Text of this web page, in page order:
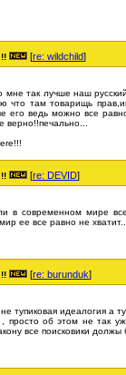
[re: wildchild]
мне так лучше наш
что там товарищь
его ведь можно все
верно!!печально...
[re: DEVID]
в современном мире
ее все равно не хватит...
[re: burunduk]
тупиковая идеалогия а
просто об этом не так
все поисковики